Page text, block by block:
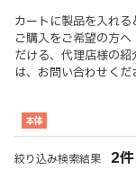
カートに製品を入れる
ご購入をご希望の方
だける、代理店様の
は、お問い合わせくだ
本体
絞り込み検索結果 2件